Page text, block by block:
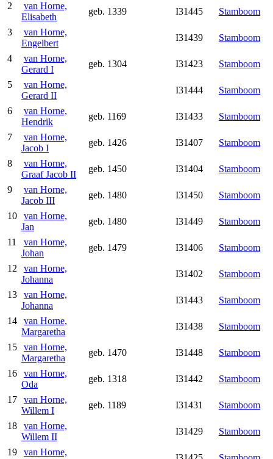
2
van Horne,
Elisabeth
geb. 1339 I31445
Stamboom
3
van Horne,
Engelbert
I31439
Stamboom
4
van Horne,
Gerard I
geb. 1304 I31423
Stamboom
5
van Horne,
Gerard II
I31444
Stamboom
6
van Horne,
Hendrik
geb. 1169 I31433
Stamboom
7
van Horne,
Jacob I
geb. 1426 I31407
Stamboom
8
van Horne,
Graaf Jacob II
geb. 1450 I31404
Stamboom
9
van Horne,
Jacob III
geb. 1480 I31450
Stamboom
10
van Horne,
Jan
geb. 1480 I31449
Stamboom
11
van Horne,
Johan
geb. 1479 I31406
Stamboom
12
van Horne,
Johanna
I31402
Stamboom
13
van Horne,
Johanna
I31443
Stamboom
14
van Horne,
Margaretha
I31438
Stamboom
15
van Horne,
Margaretha
geb. 1470 I31448
Stamboom
16
van Horne,
Oda
geb. 1318 I31442
Stamboom
17
van Horne,
Willem I
geb. 1189 I31431
Stamboom
18
van Horne,
Willem II
I31429
Stamboom
19
van Horne,